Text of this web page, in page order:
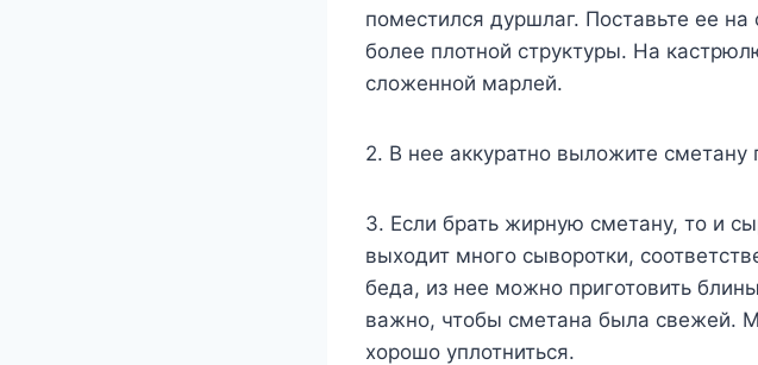
поместился дуршлаг. Поставьте ее
более плотной структуры. На
сложенной марлей.
2. В нее аккуратно выложите
3. Если брать жирную сметану, то и
выходит много сыворотки,
беда, из нее можно приготовить
важно, чтобы сметана была свежей.
хорошо уплотниться.